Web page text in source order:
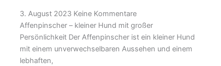
3. August 2023 Keine Kommentare
Affenpinscher – kleiner Hund mit großer
Persönlichkeit Der Affenpinscher ist ein kleiner Hund
mit einem unverwechselbaren Aussehen und einem
lebhaften,